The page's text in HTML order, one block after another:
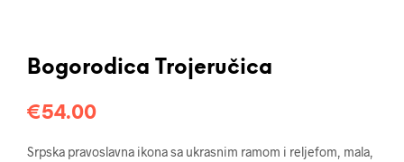
Bogorodica Trojeručica
€54.00
Srpska pravoslavna ikona sa ukrasnim ramom i reljefom, mala,